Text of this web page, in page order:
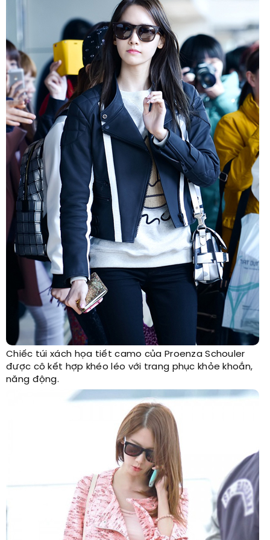
Chiếc túi xách họa tiết camo của Proenza Schouler
được cô kết hợp khéo léo với trang phục khỏe khoắn,
năng động.